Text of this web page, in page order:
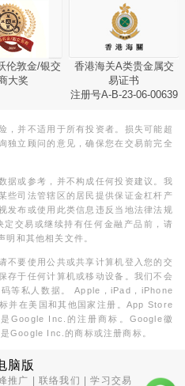
伦敦金/银交
大奖
香港海关A类贵金属交
易证书
注册号A-B-23-06-00639
，并不适用于所有投资者。损失可能超
独立顾问的意见，确保您在交易前完全
据或参考，并不构成任何投资建议。我
些司法管辖区的居民提供保证金杠杆产
发布或使用此类信息违反当地法律法规
交易或继续持有任何金融产品前，请
明和其他相关文件。
不要使用公共或共享计算机登入您的交
存于任何计算机或移动设备。我们不会
等私人数据。 Apple，iPad，iPhone
并在美国和其他国家注册。App Store
Google Inc.的注册商标。Google徽
Google Inc.的商标或注册商标。
脑版
推广 |联络我们 |学习交易